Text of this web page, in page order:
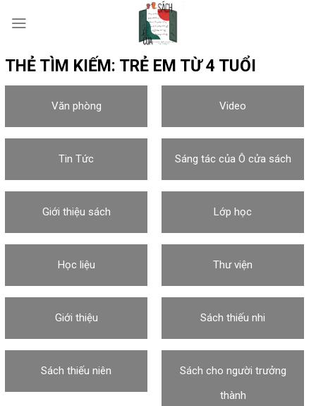
THẺ TÌM KIẾM: TRẺ EM TỪ 4 TUỔI
Văn phòng Video
Tin Tức Sáng tác của Ô cửa sách
Giới thiệu sách Lớp học
Học liệu Thư viện
Giới thiệu Sách thiếu nhi
Sách thiếu niên
Sách cho người trưởng
thành